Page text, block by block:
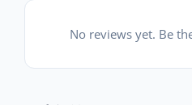
No reviews yet. Be